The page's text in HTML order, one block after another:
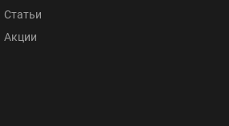
Статьи
Акции